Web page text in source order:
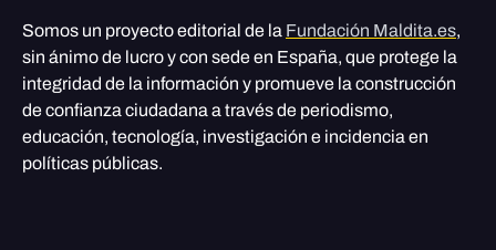
Somos un proyecto editorial de la Fundación Maldita.es,
sin ánimo de lucro y con sede en España, que protege la
integridad de la información y promueve la construcción
de confianza ciudadana a través de periodismo,
educación, tecnología, investigación e incidencia en
políticas públicas.